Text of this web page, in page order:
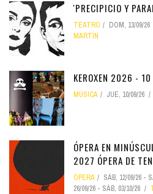
'PRECIPICIO Y
TEATRO DOM, 13/09/26
MARTÍN
KEROXEN 2026 - 10
MÚSICA JUE, 10/09/26
ÓPERA EN
2027 ÓPERA DE
ÓPERA SÁB, 12/09/26 -
26/09/26 - SÁB, 03/10/26